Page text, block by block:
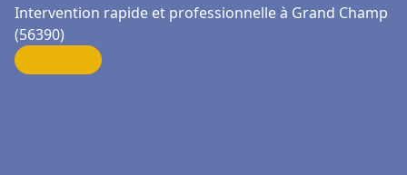
Intervention rapide et professionnelle à Grand Champ
(56390)